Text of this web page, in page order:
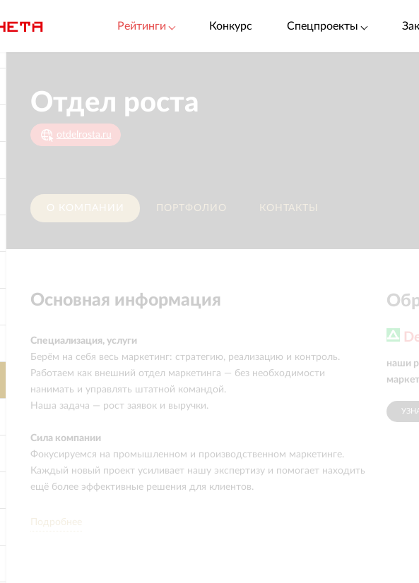
Рейтинги Конкурс Спецпроекты
Отдел роста
otdelrosta.ru
О КОМПАНИИ ПОРТФОЛИО КОНТАКТЫ
Основная информация
Специализация, услуги
Берём на себя весь маркетинг: стратегию, реализацию и контроль.
Работаем как внешний отдел маркетинга — без необходимости
нанимать и управлять штатной командой.
Наша задача — рост заявок и выручки.
Сила компании
Фокусируемся на промышленном и производственном маркетинге.
Каждый новый проект усиливает нашу экспертизу и помогает находить
ещё более эффективные решения для клиентов.
Особенности работы с заказчиками
Подробнее
наши